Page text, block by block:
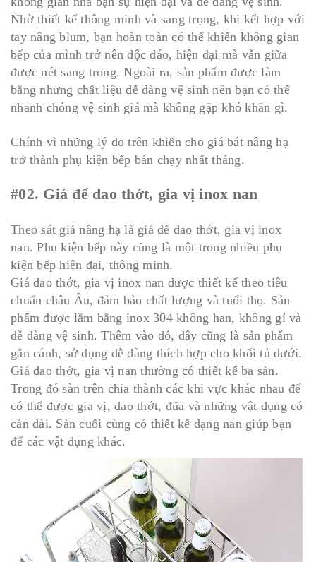
Nhờ thiết kế thông minh và sang trọng, khi kết hợp với
tay nâng blum, bạn hoàn toàn có thể khiến không gian
bếp của mình trở nên độc đáo, hiện đại mà vẫn giữa
được nét sang trong. Ngoài ra, sản phẩm được làm
bằng nhưng chất liệu dễ dàng vệ sinh nên bạn có thể
nhanh chóng vệ sinh giá mà không gặp khó khăn gì.
Chính vì những lý do trên khiến cho giá bát nâng hạ
trở thành phụ kiện bếp bán chạy nhất tháng.
#02. Giá để dao thớt, gia vị inox nan
Theo sát giá nâng hạ là giá để dao thớt, gia vị inox
nan. Phụ kiện bếp này cũng là một trong nhiều phụ
kiện bếp hiện đại, thông minh.
Giá dao thớt, gia vị inox nan được thiết kế theo tiêu
chuẩn châu Âu, đảm bảo chất lượng và tuổi thọ. Sản
phẩm được lằm bằng inox 304 không han, không gỉ và
dễ dàng vệ sinh. Thêm vào đó, đây cũng là sản phẩm
gắn cánh, sử dụng dễ dàng thích hợp cho khối tủ dưới.
Giá dao thớt, gia vị nan thường có thiết kế ba sàn.
Trong đó sàn trên chia thành các khi vực khác nhau để
có thể được gia vị, dao thớt, đũa và những vật dụng có
cán dài. Sàn cuối cùng có thiết kế dạng nan giúp bạn
để các vật dụng khác.